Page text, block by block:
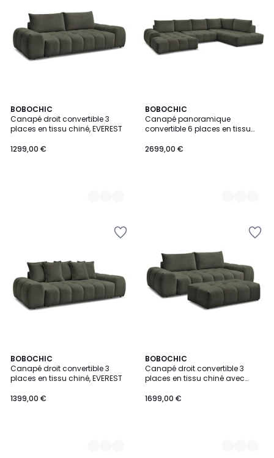
BOBOCHIC
Canapé droit convertible 3
places en tissu chiné, EVEREST
1299,00 €
9
Couleurs
BOBOCHIC
Canapé panoramique
convertible 6 places en tissu
2699,00 €
9
Couleurs
BOBOCHIC
Canapé droit convertible 3
places en tissu chiné, EVEREST
1399,00 €
9
Couleurs
BOBOCHIC
Canapé droit convertible 3
places en tissu chiné avec
1699,00 €
9
Couleurs